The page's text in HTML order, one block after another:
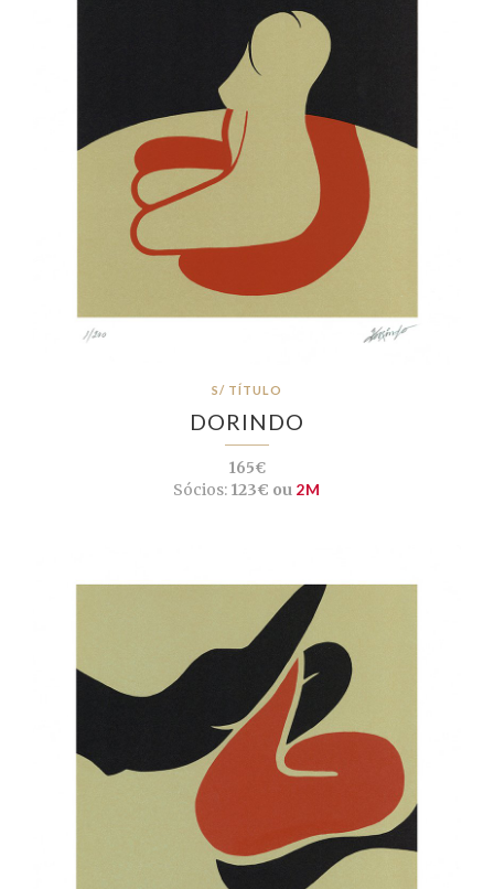
S/ TÍTULO
DORINDO
165€
Sócios: 123€ ou 2M